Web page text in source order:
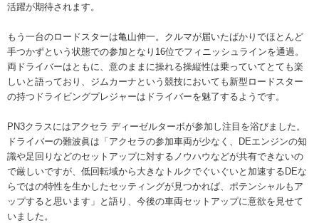
活躍が期待されます。
もう一台のロードスターは亀山伸一。クルマが届いたばかりでほとんど
手つかずという状態での参加となり16位でフィニッシュラインを通過。
両ドライバーはともに、意のままに操れる操縦性は乗っていてとても楽
しいと語っており、ジムカーナという競技においても新型ロードスター
の持つドライビングプレジャーはドライバーを魅了するようです。
PN3クラスにはアクセラ ディーゼルターボが参加し注目を浴びました。
ドライバーの難波眞は「アクセラの参加車両が少なく、DEエンジンの知
識や足回りなどのセットアップに対するノウハウなどが共有できないの
で厳しいですが、低回転域から大きなトルクでぐいぐいと加速するDEな
らではの特性を生かしたセッティングが見つかれば、ポテンシャルもア
ップすると思います」と語り、今後の車両セットアップに意欲を見せて
いました。